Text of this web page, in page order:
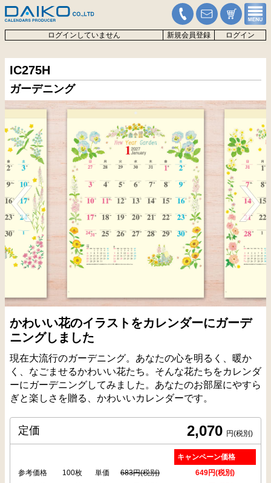
ログインしていません 新規会員登録 ログイン
IC275H
ガーデニング
かわいい花のイラストをカレンダーにガーデ
ニングしました
現在大流行のガーデニング。あなたの心を明るく、暖か
く、なごませるかわいい花たち。そんな花たちをカレンダ
ーにガーデニングしてみました。あなたのお部屋にやすら
ぎと楽しさを贈る、かわいいカレンダーです。
定価 2,070 円(税別)
キャンペーン価格
参考価格
100枚 単価 683円(税別)
649円(税別)